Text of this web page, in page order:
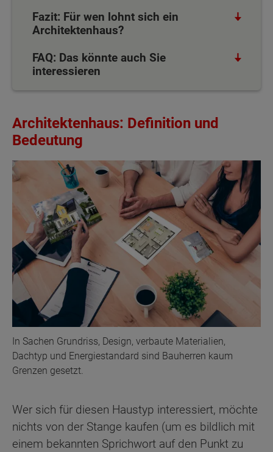
Fazit: Für wen lohnt sich ein
Architektenhaus?
FAQ: Das könnte auch Sie
interessieren
Architektenhaus: Definition und
Bedeutung
In Sachen Grundriss, Design, verbaute Materialien,
Dachtyp und Energiestandard sind Bauherren kaum
Grenzen gesetzt.
Wer sich für diesen Haustyp interessiert, möchte
nichts von der Stange kaufen (um es bildlich mit
einem bekannten Sprichwort auf den Punkt zu